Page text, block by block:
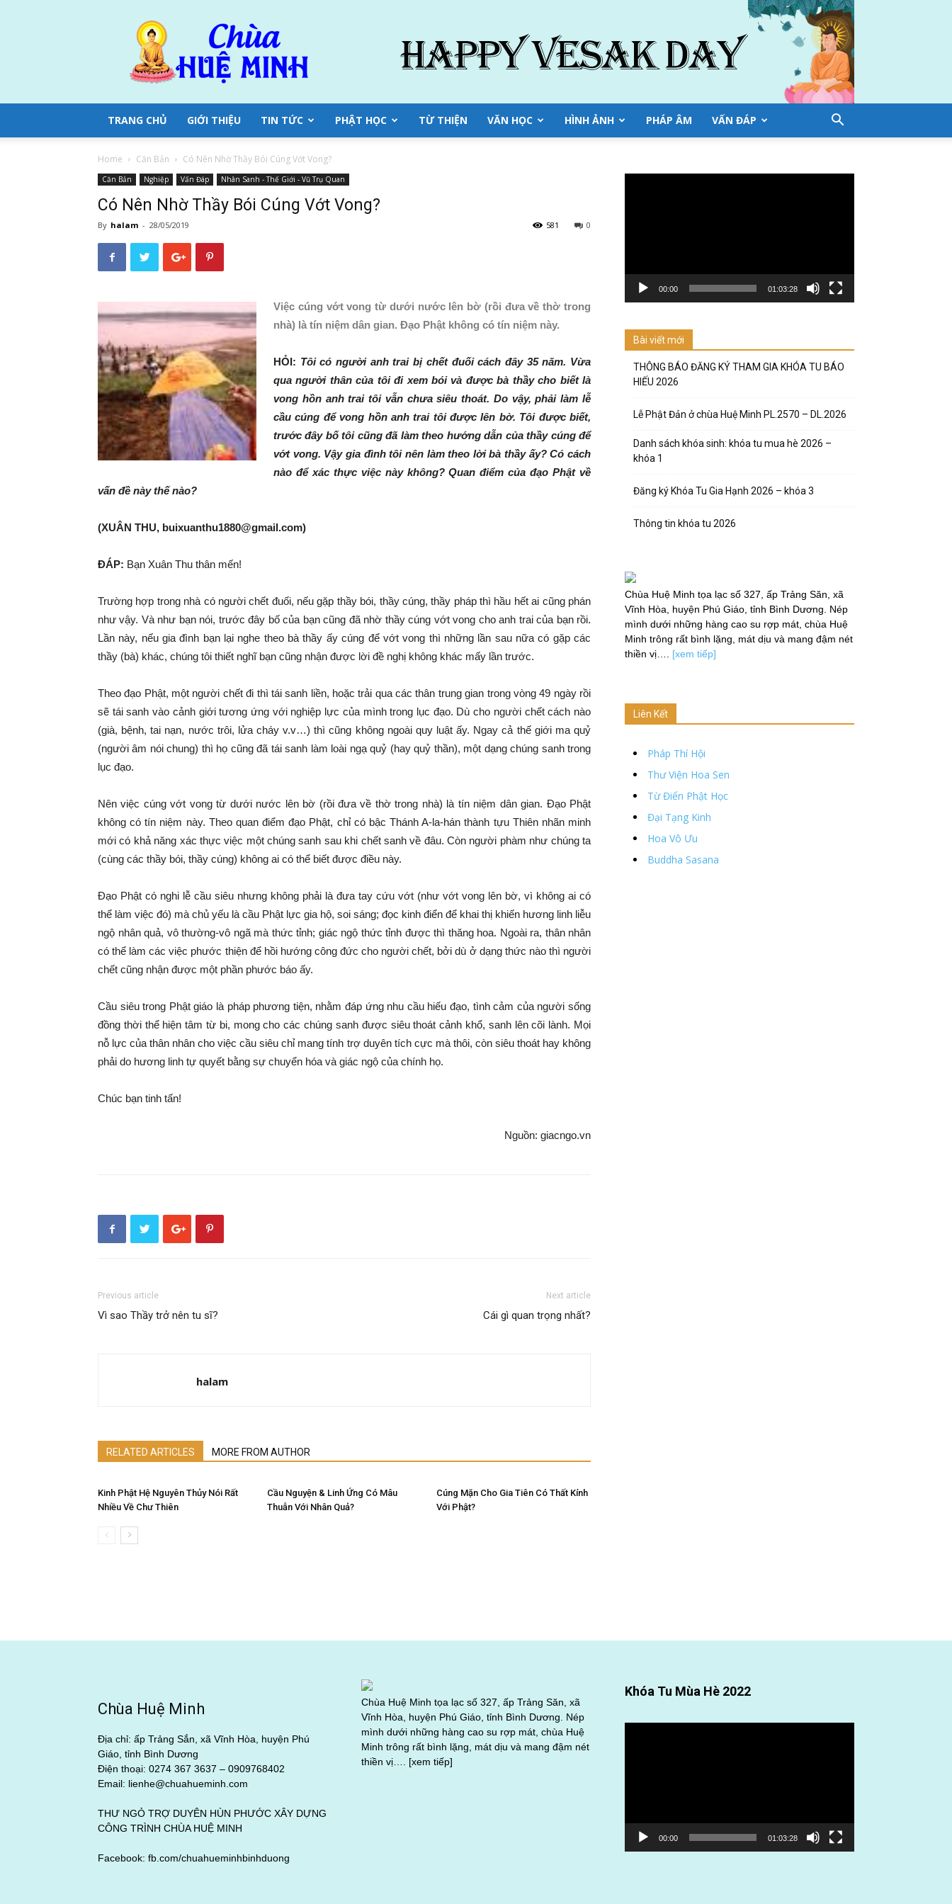
Chùa
Huệ
Minh
TRANG CHỦ GIỚI THIỆU TIN TỨC PHẬT HỌC TỪ THIỆN VĂN HỌC HÌNH ẢNH PHÁP ÂM VẤN ĐÁP
Home Căn Bản Có Nên Nhờ Thầy Bói Cúng Vớt Vong?
Căn Bản Nghiệp Vấn Đáp Nhân Sanh - Thế Giới - Vũ Trụ Quan
Có Nên Nhờ Thầy Bói Cúng Vớt Vong?
By halam - 28/05/2019 0
581
Việc cúng vớt vong từ dưới nước lên bờ (rồi đưa về thờ trong
nhà) là tín niệm dân gian. Đạo Phật không có tín niệm này.
HỎI: Tôi có người anh trai bị chết đuối cách đây 35 năm. Vừa
qua người thân của tôi đi xem bói và được bà thầy cho biết là
vong hồn anh trai tôi vẫn chưa siêu thoát. Do vậy, phải làm lễ
cầu cúng để vong hồn anh trai tôi được lên bờ. Tôi được biết,
trước đây bố tôi cũng đã làm theo hướng dẫn của thầy cúng để
vớt vong. Vậy gia đình tôi nên làm theo lời bà thầy ấy? Có cách
nào để xác thực việc này không? Quan điểm của đạo Phật về
vấn đề này thế nào?
(XUÂN THU, buixuanthu1880@gmail.com)
ĐÁP: Bạn Xuân Thu thân mến!
Trường hợp trong nhà có người chết đuối, nếu gặp thầy bói, thầy cúng, thầy pháp thì hầu hết ai cũng phán
như vậy. Và như bạn nói, trước đây bố của bạn cũng đã nhờ thầy cúng vớt vong cho anh trai của bạn rồi.
Lần này, nếu gia đình bạn lại nghe theo bà thầy ấy cúng để vớt vong thì những lần sau nữa có gặp các
thầy (bà) khác, chúng tôi thiết nghĩ bạn cũng nhận được lời đề nghị không khác mấy lần trước.
Theo đạo Phật, một người chết đi thì tái sanh liền, hoặc trải qua các thân trung gian trong vòng 49 ngày rồi
sẽ tái sanh vào cảnh giới tương ứng với nghiệp lực của mình trong lục đạo. Dù cho người chết cách nào
(già, bệnh, tai nạn, nước trôi, lửa cháy v.v…) thì cũng không ngoài quy luật ấy. Ngay cả thế giới ma quỷ
(người âm nói chung) thì họ cũng đã tái sanh làm loài ngạ quỷ (hay quỷ thần), một dạng chúng sanh trong
lục đạo.
Nên việc cúng vớt vong từ dưới nước lên bờ (rồi đưa về thờ trong nhà) là tín niệm dân gian. Đạo Phật
không có tín niệm này. Theo quan điểm đạo Phật, chỉ có bậc Thánh A-la-hán thành tựu Thiên nhãn minh
mới có khả năng xác thực việc một chúng sanh sau khi chết sanh về đâu. Còn người phàm như chúng ta
(cùng các thầy bói, thầy cúng) không ai có thể biết được điều này.
Đạo Phật có nghi lễ cầu siêu nhưng không phải là đưa tay cứu vớt (như vớt vong lên bờ, vì không ai có
thể làm việc đó) mà chủ yếu là cầu Phật lực gia hộ, soi sáng; đọc kinh điển để khai thị khiến hương linh liễu
ngộ nhân quả, vô thường-vô ngã mà thức tỉnh; giác ngộ thức tỉnh được thì thăng hoa. Ngoài ra, thân nhân
có thể làm các việc phước thiện để hồi hướng công đức cho người chết, bởi dù ở dạng thức nào thì người
chết cũng nhận được một phần phước báo ấy.
Cầu siêu trong Phật giáo là pháp phương tiện, nhằm đáp ứng nhu cầu hiếu đạo, tình cảm của người sống
đồng thời thể hiện tâm từ bi, mong cho các chúng sanh được siêu thoát cảnh khổ, sanh lên cõi lành. Mọi
nỗ lực của thân nhân cho việc cầu siêu chỉ mang tính trợ duyên tích cực mà thôi, còn siêu thoát hay không
phải do hương linh tự quyết bằng sự chuyển hóa và giác ngộ của chính họ.
Chúc bạn tinh tấn!
Nguồn: giacngo.vn
Previous article
Vì sao Thầy trở nên tu sĩ?
Next article
Cái gì quan trọng nhất?
halam
RELATED ARTICLES MORE FROM AUTHOR
Kinh Phật Hệ Nguyên Thủy Nói Rất
Nhiều Về Chư Thiên
Cầu Nguyện & Linh Ứng Có Mâu
Thuẫn Với Nhân Quả?
Cúng Mặn Cho Gia Tiên Có Thất Kính
Với Phật?
00:00 01:03:28
Bài viết mới
THÔNG BÁO ĐĂNG KÝ THAM GIA KHÓA TU BÁO
HIẾU 2026
Lễ Phật Đản ở chùa Huệ Minh PL.2570 – DL.2026
Danh sách khóa sinh: khóa tu mua hè 2026 –
khóa 1
Đăng ký Khóa Tu Gia Hạnh 2026 – khóa 3
Thông tin khóa tu 2026
Chùa Huệ Minh tọa lạc số 327, ấp Trảng Săn, xã
Vĩnh Hòa, huyện Phú Giáo, tỉnh Bình Dương. Nép
mình dưới những hàng cao su rợp mát, chùa Huệ
Minh trông rất bình lặng, mát dịu và mang đậm nét
thiền vị…. [xem tiếp]
Liên Kết
Pháp Thí Hội
Thư Viện Hoa Sen
Từ Điển Phật Học
Đại Tạng Kinh
Hoa Vô Ưu
Buddha Sasana
Chùa Huệ Minh
Địa chỉ: ấp Trảng Sắn, xã Vĩnh Hòa, huyện Phú
Giáo, tỉnh Bình Dương
Điện thoại: 0274 367 3637 – 0909768402
Email: lienhe@chuahueminh.com
THƯ NGỎ TRỢ DUYÊN HÙN PHƯỚC XÂY DỰNG
CÔNG TRÌNH CHÙA HUỆ MINH
Facebook: fb.com/chuahueminhbinhduong
Chùa Huệ Minh tọa lạc số 327, ấp Trảng Săn, xã
Vĩnh Hòa, huyện Phú Giáo, tỉnh Bình Dương. Nép
mình dưới những hàng cao su rợp mát, chùa Huệ
Minh trông rất bình lặng, mát dịu và mang đậm nét
thiền vị…. [xem tiếp]
Khóa Tu Mùa Hè 2022
00:00 01:03:28